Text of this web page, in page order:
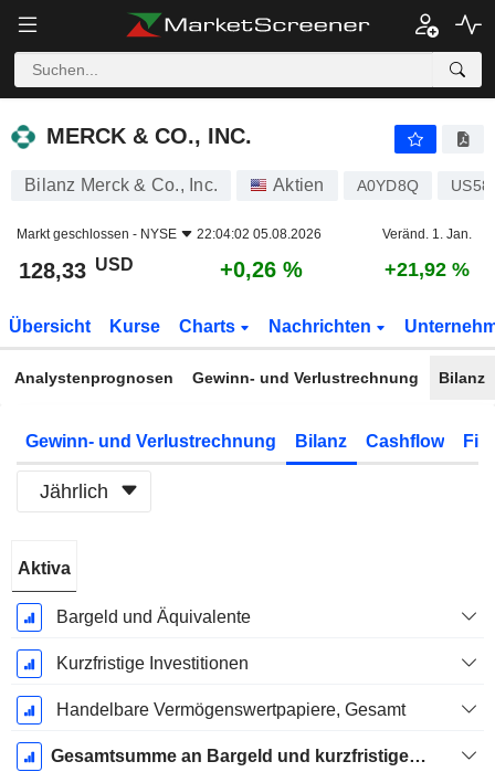
MERCK & CO., INC.
MERCK & CO., INC.
Bilanz Merck & Co., Inc. Aktien A0YD8Q
Markt geschlossen - NYSE 22:04:02 05.08.2026 Veränd. 1. Jan.
128,33 USD +0,26 % +21,92 %
Übersicht Kurse Charts Nachrichten
Analystenprognosen Gewinn- und Verlustrechnung Bilanz
Gewinn- und Verlustrechnung Bilanz Cashflow
Jährlich
Geschäftsjahres:
Dezember
Aktiva
Bargeld und Äquivalente
Kurzfristige Investitionen
Handelbare Vermögenswertpapiere, Gesamt
Gesamtsumme an Bargeld und kurzfristigen Investitionen